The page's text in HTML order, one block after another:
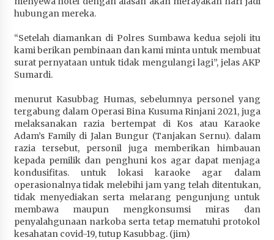
Dosen UTS Siap Kembangkan Inovasi Lewat
Pelatihan PDPP 2026 Bali
1 bulan ago
Terapkan “Polantas Menyapa”, Satlantas Polres
Sumbawa Berupaya Wujudkan Pelayanan
1 bulan ago
Capaian Program Pemerintah Kabupaten
Sumbawa Terus Dirasakan Masyarakat
1 bulan ago
hubungan mereka.
“Setelah diamankan di Polres Sumbawa kedua sejoli itu
kami berikan pembinaan dan kami minta untuk membuat
surat pernyataan untuk tidak mengulangi lagi”, jelas AKP
Sumardi.
menurut Kasubbag Humas, sebelumnya personel yang
tergabung dalam Operasi Bina Kusuma Rinjani 2021, juga
melaksanakan razia bertempat di Kos atau Karaoke
Adam’s Family di Jalan Bungur (Tanjakan Sernu). dalam
razia tersebut, personil juga memberikan himbauan
kepada pemilik dan penghuni kos agar dapat menjaga
kondusifitas. untuk lokasi karaoke agar dalam
operasionalnya tidak melebihi jam yang telah ditentukan,
tidak menyediakan serta melarang pengunjung untuk
membawa maupun mengkonsumsi miras dan
penyalahgunaan narkoba serta tetap mematuhi protokol
kesahatan covid-19, tutup Kasubbag. (jim)